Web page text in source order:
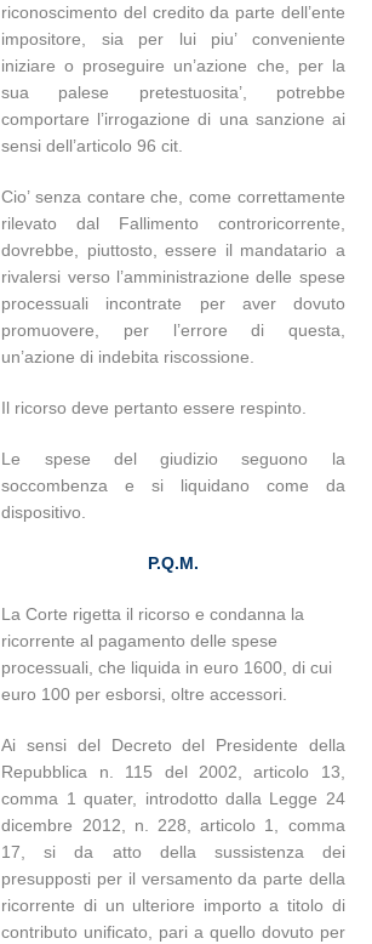
riconoscimento del credito da parte dell’ente
impositore, sia per lui piu’ conveniente
iniziare o proseguire un’azione che, per la
sua palese pretestuosita’, potrebbe
comportare l’irrogazione di una sanzione ai
sensi dell’articolo 96 cit.
Cio’ senza contare che, come correttamente
rilevato dal Fallimento controricorrente,
dovrebbe, piuttosto, essere il mandatario a
rivalersi verso l’amministrazione delle spese
processuali incontrate per aver dovuto
promuovere, per l’errore di questa,
un’azione di indebita riscossione.
Il ricorso deve pertanto essere respinto.
Le spese del giudizio seguono la
soccombenza e si liquidano come da
dispositivo.
P.Q.M.
La Corte rigetta il ricorso e condanna la
ricorrente al pagamento delle spese
processuali, che liquida in euro 1600, di cui
euro 100 per esborsi, oltre accessori.
Ai sensi del Decreto del Presidente della
Repubblica n. 115 del 2002, articolo 13,
comma 1 quater, introdotto dalla Legge 24
dicembre 2012, n. 228, articolo 1, comma
17, si da atto della sussistenza dei
presupposti per il versamento da parte della
ricorrente di un ulteriore importo a titolo di
contributo unificato, pari a quello dovuto per